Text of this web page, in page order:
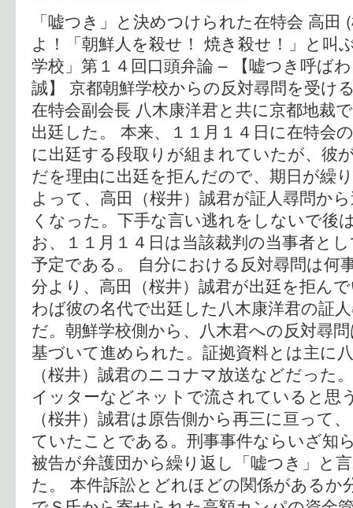
「嘘つき」と決めつけられた在特会 高田
よ！「朝鮮人を殺せ！ 焼き殺せ！」と叫
学校」第１４回口頭弁論 – 【嘘つき呼ば
誠】 京都朝鮮学校からの反対尋問を受け
在特会副会長 八木康洋君と共に京都地裁
出廷した。 本来、１１月１４日に在特会
に出廷する段取りが組まれていたが、彼
だを理由に出廷を拒んだので、期日が繰
よって、高田（桜井）誠君が証人尋問か
くなった。下手な言い逃れをしないで後
お、１１月１４日は当該裁判の当事者と
予定である。 自分における反対尋問は何
分より、高田（桜井）誠君が出廷を拒ん
わば彼の名代で出廷した八木康洋君の証
だ。朝鮮学校側から、八木君への反対尋
基づいて進められた。証拠資料とは主に
（桜井）誠君のニコナマ放送などだった
イッターなどネットで流されていると思
（桜井）誠君は原告側から再三に亘って
ていたことである。刑事事件ならいざ知
被告が弁護団から繰り返し「嘘つき」と
た。 本件訴訟とどれほどの関係があるか